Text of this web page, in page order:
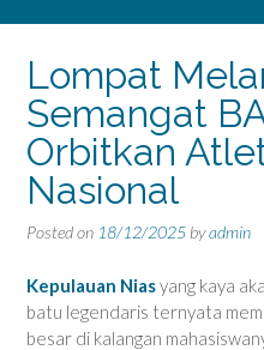
Lompat
Semangat
Orbitkan
Nasional
Posted on 18/12/2025 byadmin
Kepulauan Niasyang kaya
batu legendaris ternyata
besar di kalangan